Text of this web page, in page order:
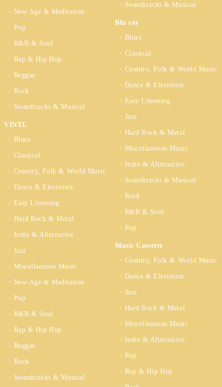
New Age & Meditation
Pop
R&B & Soul
Rap & Hip Hop
Reggae
Rock
Soundtracks & Musical
VINYL
Blues
Classical
Country, Folk & World Music
Dance & Electronic
Easy Listening
Hard Rock & Metal
Indie & Alternative
Jazz
Miscellaneous Music
New Age & Meditation
Pop
R&B & Soul
Rap & Hip Hop
Reggae
Rock
Soundtracks & Musical
Soundtracks & Musical
Blu ray
Blues
Classical
Country, Folk & World Music
Dance & Electronic
Easy Listening
Jazz
Hard Rock & Metal
Miscellaneous Music
Indie & Alternative
Soundtracks & Musical
Rock
R&B & Soul
Pop
Music Cassette
Country, Folk & World Music
Dance & Electronic
Jazz
Hard Rock & Metal
Miscellaneous Music
Indie & Alternative
Pop
Rap & Hip Hop